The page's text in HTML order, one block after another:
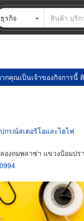
ธุรกิจ
กคุณเป็นเจ้าของกิจการนี้
กรณ์สเตอริโอและไฮไฟ
ลองถมพลาซ่า แขวงป้อมป